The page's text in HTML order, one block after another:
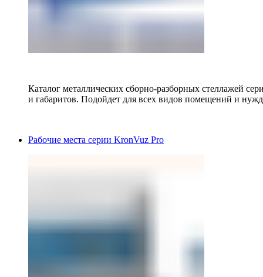
Каталог металлических сборно-разборных стеллажей
и габаритов. Подойдет для всех видов помещений и
Рабочие места серии KronVuz Pro